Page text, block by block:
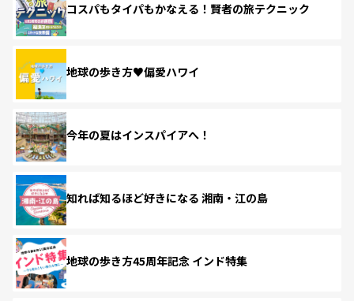
コスパもタイパもかなえる！賢者の旅テクニック
地球の歩き方♥偏愛ハワイ
今年の夏はインスパイアへ！
知れば知るほど好きになる 湘南・江の島
地球の歩き方45周年記念 インド特集